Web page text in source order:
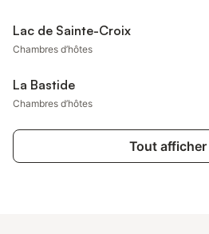
Lac de Sainte-Croix
Chambres d’hôtes
La Bastide
Chambres d’hôtes
Tout afficher